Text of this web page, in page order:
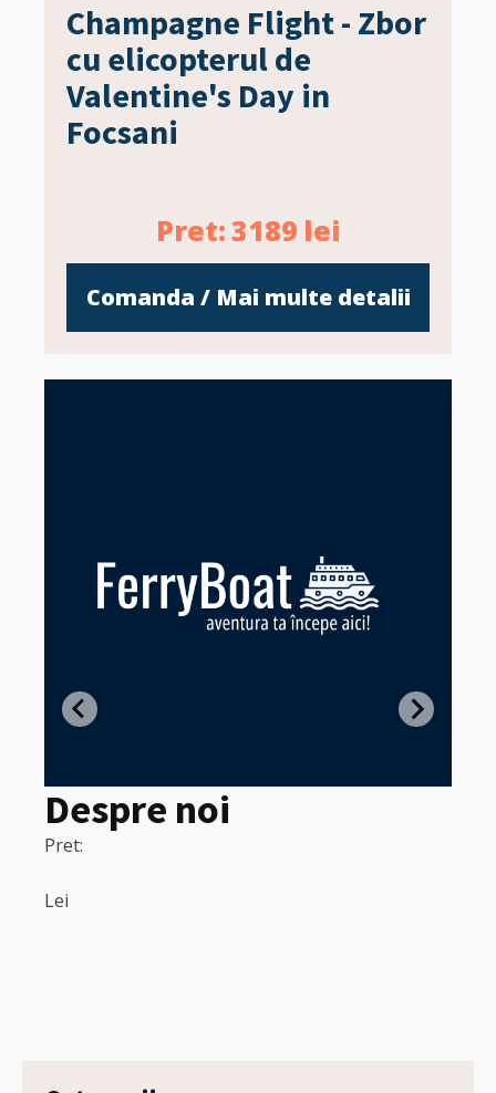
Champagne Flight - Zbor
cu elicopterul de
Valentine's Day in
Focsani
Pret:3189 lei
Comanda / Mai multe detalii
Despre noi
Pret:
Lei